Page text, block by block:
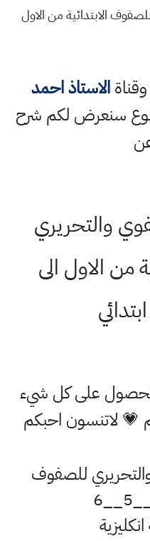
الابتدائية من الاول
الاستاذ احمد
سنعرض لكم شرح
والتحريري
من الاول الى
للحصول على كل شيء
💗 لاتنسون احبكم
للصفوف